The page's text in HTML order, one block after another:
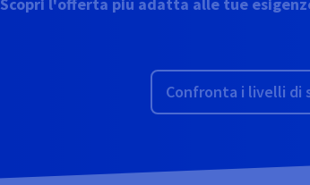
Confronta i livelli di